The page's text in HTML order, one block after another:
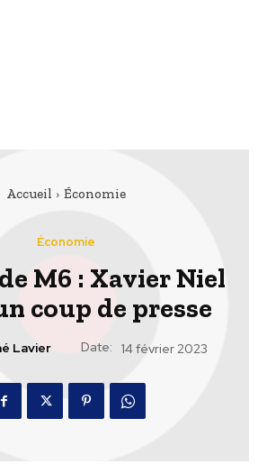
Accueil Économie
Économie
M6 : Xavier Niel
coup de presse
Lavier Date: 14 février 2023